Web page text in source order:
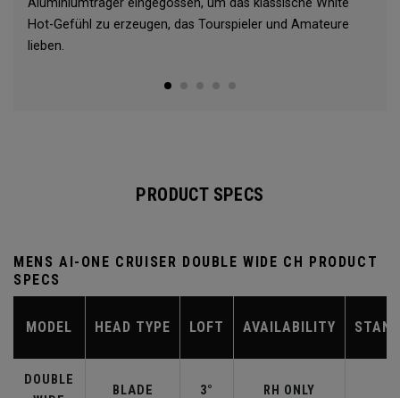
Aluminiumträger eingegossen, um das klassische White
Hot-Gefühl zu erzeugen, das Tourspieler und Amateure
lieben.
PRODUCT SPECS
MENS AI-ONE CRUISER DOUBLE WIDE CH PRODUCT
SPECS
MODEL HEAD TYPE LOFT AVAILABILITY
DOUBLE
BLADE 3° RH ONLY